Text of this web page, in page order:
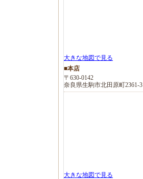
大きな地図で見る
■本店
〒630-0142
奈良県生駒市北田原町2361-3
大きな地図で見る